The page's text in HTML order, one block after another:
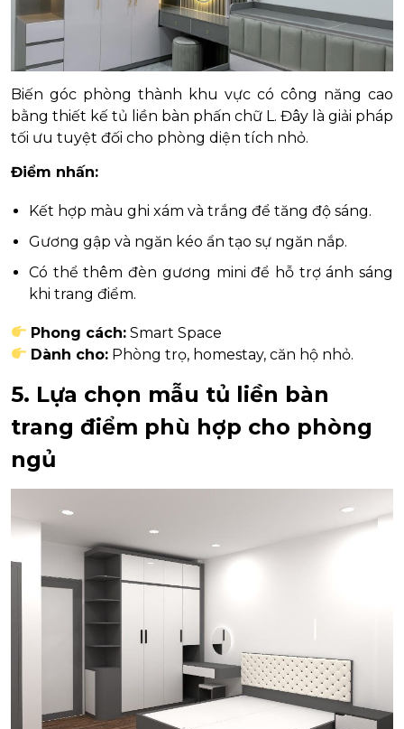
Biến góc phòng thành khu vực có công năng cao
bằng thiết kế tủ liền bàn phấn chữ L. Đây là giải pháp
tối ưu tuyệt đối cho phòng diện tích nhỏ.
Điểm nhấn:
Kết hợp màu ghi xám và trắng để tăng độ sáng.
Gương gập và ngăn kéo ẩn tạo sự ngăn nắp.
Có thể thêm đèn gương mini để hỗ trợ ánh sáng
khi trang điểm.
Phong cách: Smart Space
Dành cho: Phòng trọ, homestay, căn hộ nhỏ.
5. Lựa chọn mẫu tủ liền bàn
trang điểm phù hợp cho phòng
ngủ